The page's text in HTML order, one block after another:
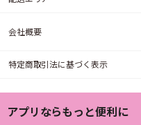
会社概要
特定商取引法に基づく表示
アプリならもっと便利に